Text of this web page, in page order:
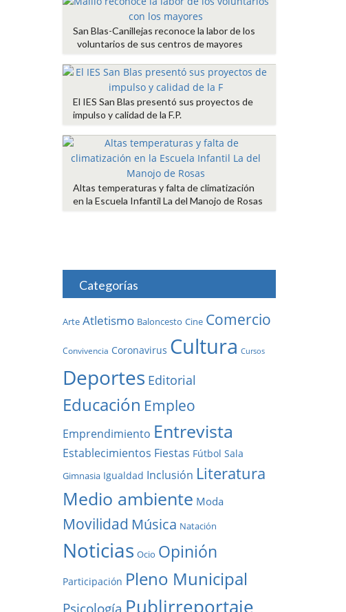
San Blas-Canillejas reconoce la labor de los
voluntarios de sus centros de mayores
El IES San Blas presentó sus proyectos de
impulso y calidad de la F.P.
Altas temperaturas y falta de climatización
en la Escuela Infantil La del Manojo de Rosas
Categorías
Arte Atletismo Baloncesto Cine Comercio
Convivencia Coronavirus Cultura Cursos
Deportes Editorial
Educación Empleo
Emprendimiento Entrevista
Establecimientos Fiestas Fútbol Sala
Gimnasia Igualdad Inclusión Literatura
Medio ambiente Moda
Movilidad Música Natación
Noticias Ocio Opinión
Participación Pleno Municipal
Psicología Publirreportaje